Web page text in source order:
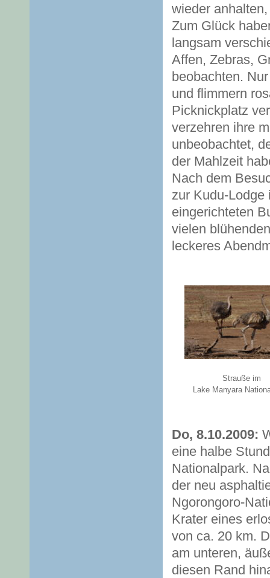
wieder
Zum Glück
langsam
Affen, Zebras,
beobachten.
und flimmern
Picknickplatz
verzehren ihre
unbeobachtet,
der Mahlzeit
Nach dem
zur Kudu-Lodge
eingerichteten
vielen
leckeres
Strauße im
Lake Manyara
Do, 8.10.2009:
eine halbe
Nationalpark.
der neu
Ngorongoro-
Krater eines
von ca. 20 km.
am unteren,
diesen Rand